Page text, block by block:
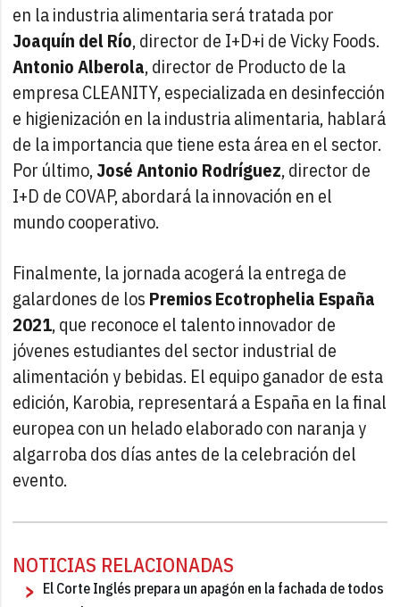
en la industria alimentaria será tratada por
Joaquín del Río, director de I+D+i de Vicky Foods.
Antonio Alberola, director de Producto de la
empresa CLEANITY, especializada en desinfección
e higienización en la industria alimentaria, hablará
de la importancia que tiene esta área en el sector.
Por último,José Antonio Rodríguez, director de
I+D de COVAP, abordará la innovación en el
mundo cooperativo.
Finalmente, la jornada acogerá la entrega de
galardones de los Premios Ecotrophelia España
2021, que reconoce el talento innovador de
jóvenes estudiantes del sector industrial de
alimentación y bebidas. El equipo ganador de esta
edición, Karobia, representará a España en la final
europea con un helado elaborado con naranja y
algarroba dos días antes de la celebración del
evento.
NOTICIAS RELACIONADAS
El Corte Inglés prepara un apagón en la fachada de todos